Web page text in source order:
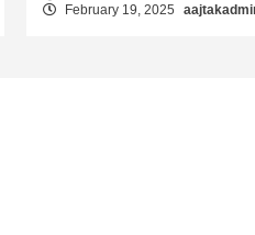
February 19, 2025